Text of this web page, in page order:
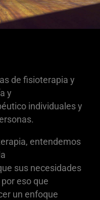
de fisioterapia y
y
individuales y
entendemos
sus necesidades
eso que
un enfoque